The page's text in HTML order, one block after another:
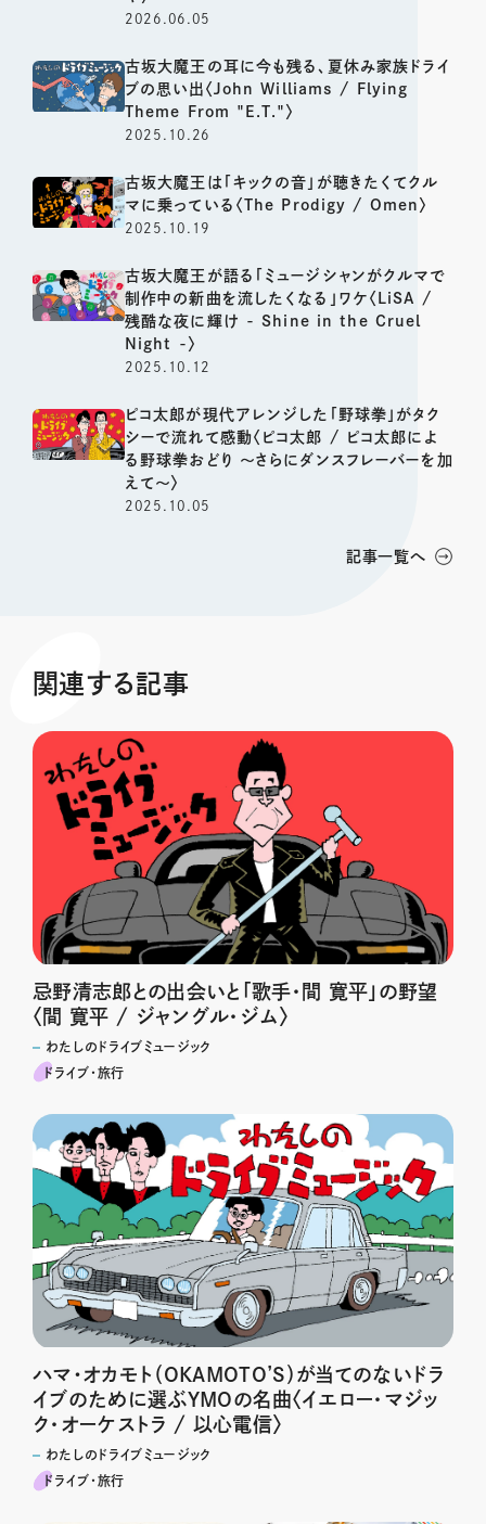
2026.06.05
古坂大魔王の耳に今も残る、夏休み家族ドライ
ブの思い出〈John Williams / Flying
Theme From "E.T."〉
2025.10.26
古坂大魔王は「キックの音」が聴きたくてクル
マに乗っている〈The Prodigy / Omen〉
2025.10.19
古坂大魔王が語る「ミュージシャンがクルマで
制作中の新曲を流したくなる」ワケ〈LiSA /
残酷な夜に輝け - Shine in the Cruel
Night -〉
2025.10.12
ピコ太郎が現代アレンジした「野球拳」がタク
シーで流れて感動〈ピコ太郎 / ピコ太郎によ
る野球拳おどり 〜さらにダンスフレーバーを加
えて〜〉
2025.10.05
記事一覧へ
関連する記事
忌野清志郎との出会いと「歌手・間 寛平」の野望
〈間 寛平 / ジャングル・ジム〉
わたしのドライブミュージック
ドライブ･旅行
ハマ･オカモト（OKAMOTO’S）が当てのないドラ
イブのために選ぶYMOの名曲〈イエロー・マジッ
ク・オーケストラ / 以心電信〉
わたしのドライブミュージック
ドライブ･旅行